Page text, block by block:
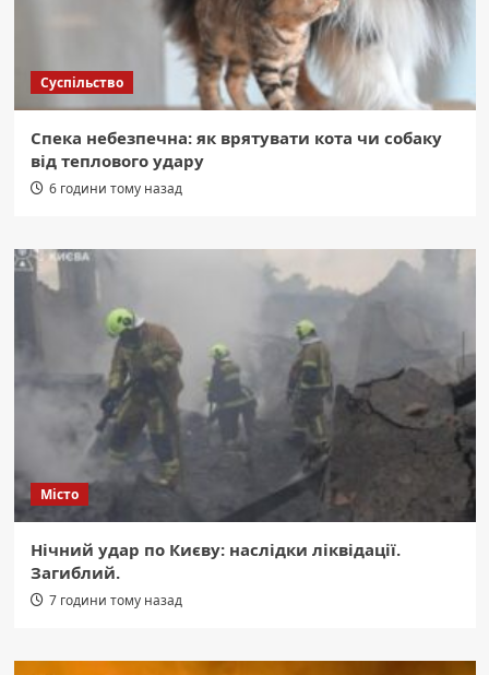
Суспільство
Спека небезпечна: як врятувати кота чи собаку
від теплового удару
6 години тому назад
Місто
Нічний удар по Києву: наслідки ліквідації.
Загиблий.
7 години тому назад